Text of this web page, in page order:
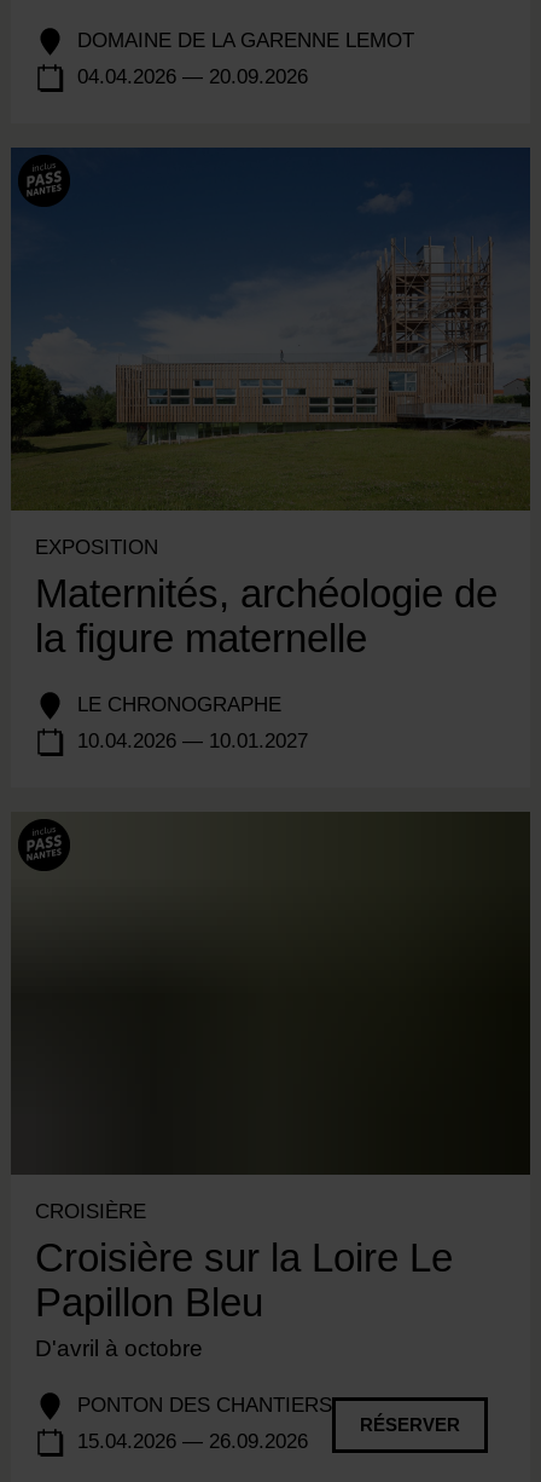
DOMAINE DE LA GARENNE LEMOT
04.04.2026 — 20.09.2026
EXPOSITION
Maternités, archéologie de
la figure maternelle
LE CHRONOGRAPHE
10.04.2026 — 10.01.2027
CROISIÈRE
Croisière sur la Loire Le
Papillon Bleu
D'avril à octobre
PONTON DES CHANTIERS
15.04.2026 — 26.09.2026
RÉSERVER